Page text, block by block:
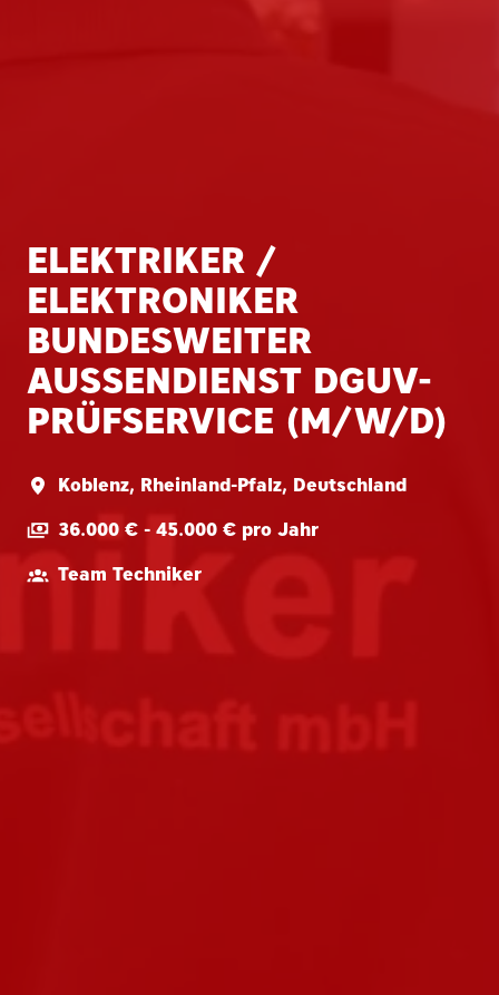
ELEKTRIKER /
ELEKTRONIKER
BUNDESWEITER
AUSSENDIENST DGUV-P
RÜFSERVICE (M/W/D)
Koblenz, Rheinland-Pfalz, Deutschland
36.000 € - 45.000 € pro Jahr
Team Techniker